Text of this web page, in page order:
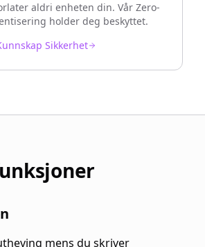
aldri enheten din. Vår Zero-
holder deg beskyttet.
Sikkerhet
mens du skriver